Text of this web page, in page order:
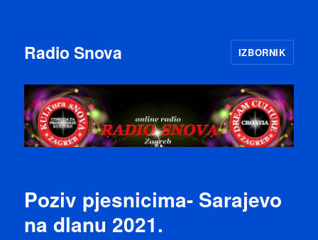
Radio Snova IZBORNIK
Poziv pjesnicima- Sarajevo
na dlanu 2021.